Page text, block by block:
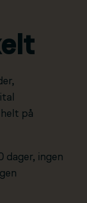
på
dager, ingen